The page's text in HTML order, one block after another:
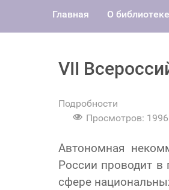
Главная О библиотеке
VII
Подробности
Просмотров: 1996
Автономная
России проводит в
сфере